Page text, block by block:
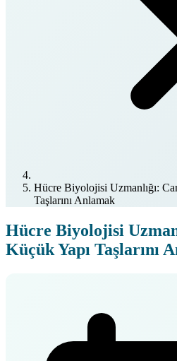
Hücre Biyolojisi Uzmanlığı:
Taşlarını Anlamak
Hücre Biyolojisi
Küçük Yapı Taşlarını